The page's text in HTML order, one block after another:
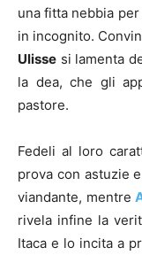
una fitta nebbia
in incognito.
Ulisse si lamenta
la dea, che gli
pastore.
Fedeli al loro
prova con astuzie
viandante, mentre
rivela infine la
Itaca e lo incita a